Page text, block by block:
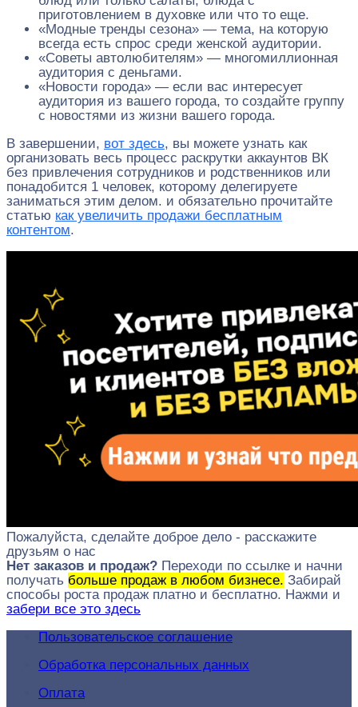
приготовлением в духовке или что то еще.
«Модные тренды сезона» — тема, на которую
всегда есть спрос среди женской аудитории.
«Советы автолюбителям» — многомиллионная
аудитория с деньгами.
«Новости города» — если вас интересует
аудитория из вашего города, то создайте группу
с новостями из жизни вашего города.
В завершении, вот здесь, вы можете узнать как
организовать весь процесс раскрутки аккаунтов ВК
без привлечения сотрудников и родственников или
понадобится 1 человек, которому делегируете
заниматься этим делом. и обязательно прочитайте
статью как увеличить продажи бесплатным
контентом.
Пожалуйста, сделайте доброе дело - расскажите
друзьям о нас
Нет заказов и продаж? Переходи по ссылке и начни
получать больше продаж в любом бизнесе. Забирай
способы роста продаж платно и бесплатно. Нажми и
забери все это здесь
Пользовательское соглашение
Обработка персональных данных
Оплата